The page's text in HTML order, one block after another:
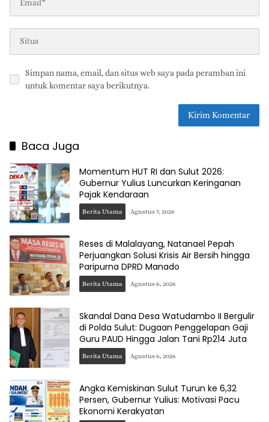
Simpan nama, email, dan situs web saya pada peramban ini
untuk komentar saya berikutnya.
Baca Juga
Momentum HUT RI dan Sulut 2026:
Gubernur Yulius Luncurkan Keringanan
Pajak Kendaraan
Berita Utama Agustus 7, 2026
Reses di Malalayang, Natanael Pepah
Perjuangkan Solusi Krisis Air Bersih hingga
Paripurna DPRD Manado
Berita Utama Agustus 6, 2026
Skandal Dana Desa Watudambo II Bergulir
di Polda Sulut: Dugaan Penggelapan Gaji
Guru PAUD Hingga Jalan Tani Rp214 Juta
Berita Utama Agustus 6, 2026
Angka Kemiskinan Sulut Turun ke 6,32
Persen, Gubernur Yulius: Motivasi Pacu
Ekonomi Kerakyatan